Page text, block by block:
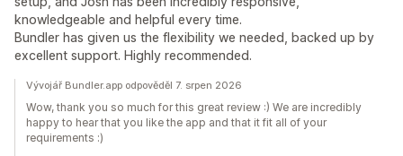
knowledgeable and helpful every time.
Bundler has given us the flexibility we needed, backed up by
excellent support. Highly recommended.
Vývojář Bundler.app odpověděl 7. srpen 2026
Wow, thank you so much for this great review :) We are incredibly
happy to hear that you like the app and that it fit all of your
requirements :)